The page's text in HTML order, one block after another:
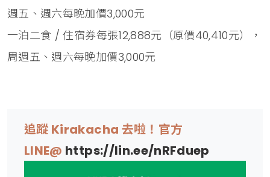
週五、週六每晚加價3,000元
一泊二食 / 住宿券每張12,888元（原價40,410元），
周週五、週六每晚加價3,000元
追蹤 Kirakacha 去啦！官方
LINE@ https://lin.ee/nRFduep